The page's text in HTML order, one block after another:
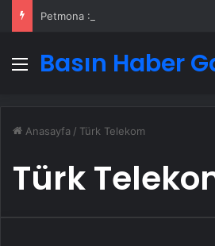
Menü
Basın Haber
Anasayfa / Türk Telekom
Türk